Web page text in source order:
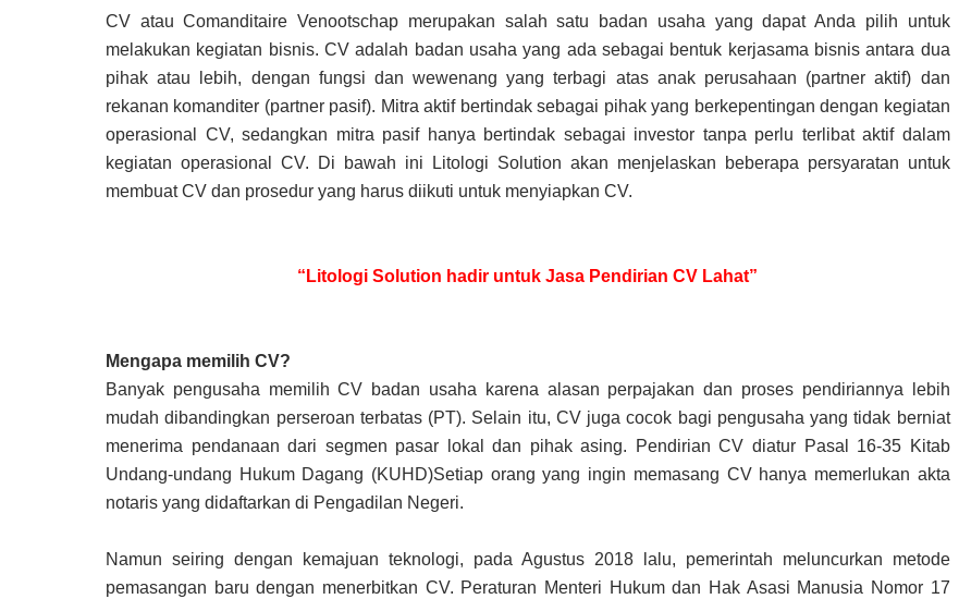
CV atau Comanditaire Venootschap merupakan salah satu badan usaha yang dapat Anda pilih untuk
melakukan kegiatan bisnis. CV adalah badan usaha yang ada sebagai bentuk kerjasama bisnis antara dua
pihak atau lebih, dengan fungsi dan wewenang yang terbagi atas anak perusahaan (partner aktif) dan
rekanan komanditer (partner pasif). Mitra aktif bertindak sebagai pihak yang berkepentingan dengan kegiatan
operasional CV, sedangkan mitra pasif hanya bertindak sebagai investor tanpa perlu terlibat aktif dalam
kegiatan operasional CV. Di bawah ini Litologi Solution akan menjelaskan beberapa persyaratan untuk
membuat CV dan prosedur yang harus diikuti untuk menyiapkan CV.
“Litologi Solution hadir untuk Jasa Pendirian CV Lahat”
Mengapa memilih CV?
Banyak pengusaha memilih CV badan usaha karena alasan perpajakan dan proses pendiriannya lebih
mudah dibandingkan perseroan terbatas (PT). Selain itu, CV juga cocok bagi pengusaha yang tidak berniat
menerima pendanaan dari segmen pasar lokal dan pihak asing. Pendirian CV diatur Pasal 16-35 Kitab
Undang-undang Hukum Dagang (KUHD)Setiap orang yang ingin memasang CV hanya memerlukan akta
notaris yang didaftarkan di Pengadilan Negeri.
Namun seiring dengan kemajuan teknologi, pada Agustus 2018 lalu, pemerintah meluncurkan metode
pemasangan baru dengan menerbitkan CV. Peraturan Menteri Hukum dan Hak Asasi Manusia Nomor 17